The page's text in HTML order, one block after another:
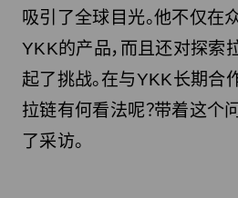
吸引了全球目光。他不仅在
YKK的产品，而且还对探索
起了挑战。在与YKK长期合
拉链有何看法呢？带着这个
了采访。